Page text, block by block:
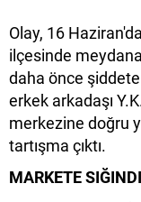
Olay, 16
ilçesinde meydana
daha önce
erkek arkadaşı
merkezine doğru
tartışma çıktı.
MARKETE SIĞINDI